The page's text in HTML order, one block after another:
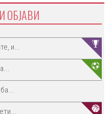
ОБЈАВИ
и...